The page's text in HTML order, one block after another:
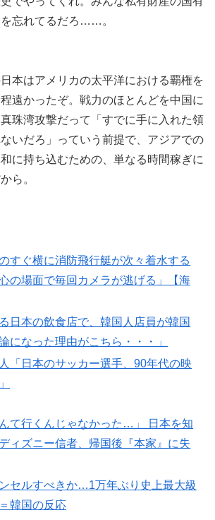
忘れてるだろ……。
本はアメリカの太平洋における覇権を
遠かったぞ。戦力のほとんどを中国に
珠湾攻撃だって「すでに手に入れた領
いだろ」っていう前提で、アジアでの
に持ち込むための、単なる時間稼ぎに
ら。
すぐ横に消防飛行艇が次々着水する
の場面で毎回カメラが逃げる」【海
日本の飲食店で、韓国人店員が韓国
になった理由がこちら・・・」
「日本のサッカー選手、90年代の映
て行くんじゃなかった…」 日本を知
ィズニー信者、帰国後『本家』に失
セルすべきか…1万年ぶり史上最大級
韓国の反応